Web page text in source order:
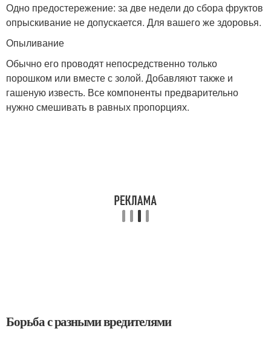
Одно предостережение: за две недели до сбора фруктов
опрыскивание не допускается. Для вашего же здоровья.
Опыливание
Обычно его проводят непосредственно только
порошком или вместе с золой. Добавляют также и
гашеную известь. Все компоненты предварительно
нужно смешивать в равных пропорциях.
Борьба с разными вредителями